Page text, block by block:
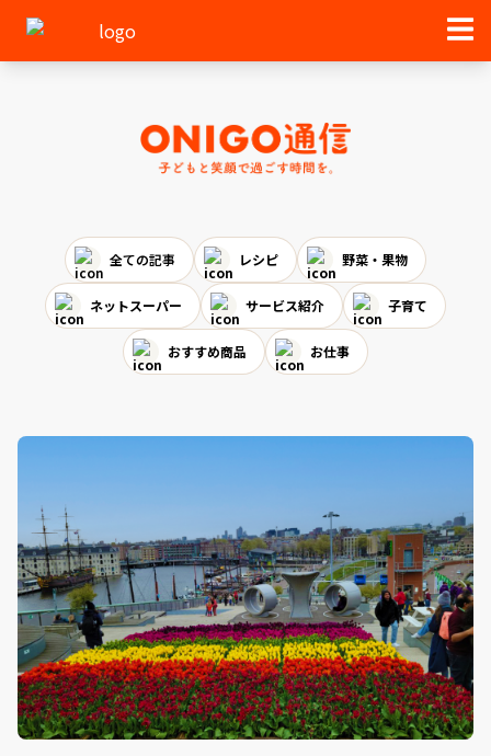
全ての記事 レシピ 野菜・果物
ネットスーパー サービス紹介 子育て
おすすめ商品 お仕事